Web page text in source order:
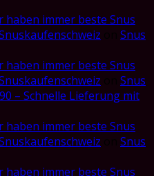
haben immer beste Snus
Snus
haben immer beste Snus
Snus
– Schnelle Lieferung mit
haben immer beste Snus
Snus
haben immer beste Snus